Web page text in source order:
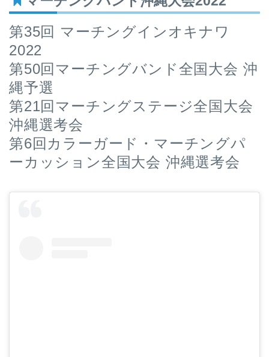
第35回 マーチングインオキナワ
2022
第50回マーチングバンド全国大会 沖
縄予選
第21回マーチングステージ全国大会
沖縄選考会
第6回カラーガード・マーチングパ
ーカッション全国大会 沖縄選考会